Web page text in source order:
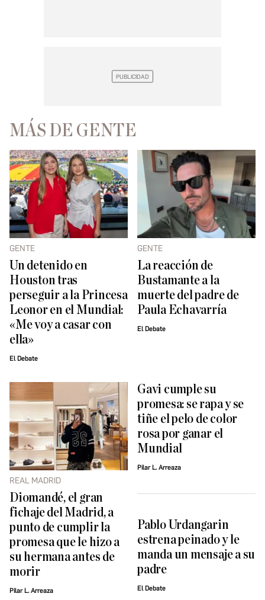
MÁS DE GENTE
GENTE
Un detenido en
Houston tras
perseguir a la Princesa
Leonor en el Mundial:
«Me voy a casar con
ella»
El Debate
GENTE
La reacción de
Bustamante a la
muerte del padre de
Paula Echavarría
El Debate
REAL MADRID
Diomandé, el gran
fichaje del Madrid, a
punto de cumplir la
promesa que le hizo a
su hermana antes de
morir
Pilar L. Arreaza
Gavi cumple su
promesa: se rapa y se
tiñe el pelo de color
rosa por ganar el
Mundial
Pilar L. Arreaza
Pablo Urdangarin
estrena peinado y le
manda un mensaje a su
padre
El Debate